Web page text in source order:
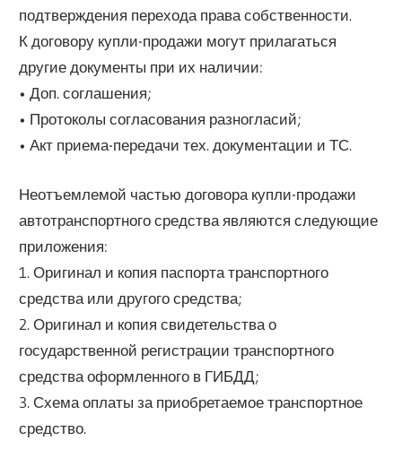
подтверждения перехода права собственности.
К договору купли-продажи могут прилагаться
другие документы при их наличии:
• Доп. соглашения;
• Протоколы согласования разногласий;
• Акт приема-передачи тех. документации и ТС.
Неотъемлемой частью договора купли-продажи
автотранспортного средства являются следующие
приложения:
1. Оригинал и копия паспорта транспортного
средства или другого средства;
2. Оригинал и копия свидетельства о
государственной регистрации транспортного
средства оформленного в ГИБДД;
3. Схема оплаты за приобретаемое транспортное
средство.